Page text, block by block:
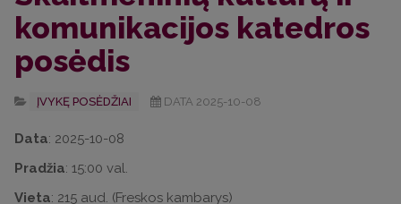
komunikacijos katedros
posėdis
ĮVYKĘ POSĖDŽIAI DATA 2025-10-08
Data: 2025-10-08
Pradžia: 15:00 val.
Vieta: 215 aud. (Freskos kambarys)